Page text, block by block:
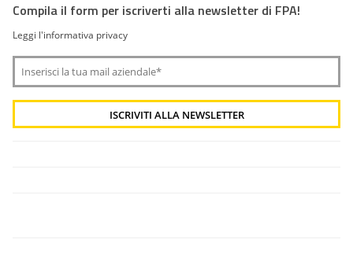
Compila il form per iscriverti alla newsletter di FPA!
Leggi l'informativa privacy